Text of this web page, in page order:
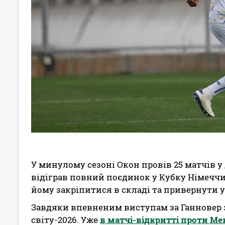
У минулому сезоні Окон провів 25 матчів у
відіграв повний поєдинок у Кубку
йому закріпитися в складі та привернути
Завдяки впевненим виступам за
світу-2026. Ужев матчі-відкритті проти